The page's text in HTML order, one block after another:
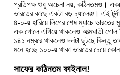
প্রতিপক্ষ শুধু অচেনা নয়, কঠিনতমও।
ভারতের কাছে একটা বড় চ্যালেঞ্জ। এই
৪-০-য় হারিয়ে লিগের শেষ ম্যাচে ভারতের
এক গোলে এগিয়ে থাকলেও আত্মঘাতী গোল
১৪১ নম্বরে থাকলেও দলটা ছুটছে কিন্তু
মনে হচ্ছে ১০০-য় থাকা ভারতের চেয়ে
সাফের কঠিনতম ফাইনাল!